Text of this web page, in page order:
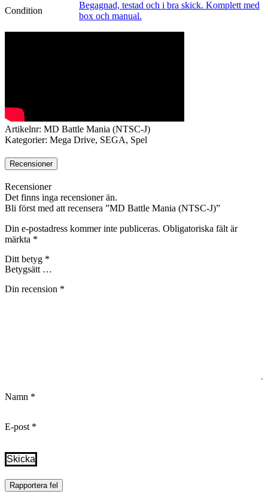
Condition
Begagnad, testad och i bra skick. Komplett med
box och manual.
Artikelnr: MD Battle Mania (NTSC-J)
Kategorier: Mega Drive, SEGA, Spel
Recensioner
Recensioner
Det finns inga recensioner än.
Bli först med att recensera ”MD Battle Mania (NTSC-J)”
Din e-postadress kommer inte publiceras. Obligatoriska fält är
märkta *
Ditt betyg *
Din recension *
Namn *
E-post *
Rapportera fel